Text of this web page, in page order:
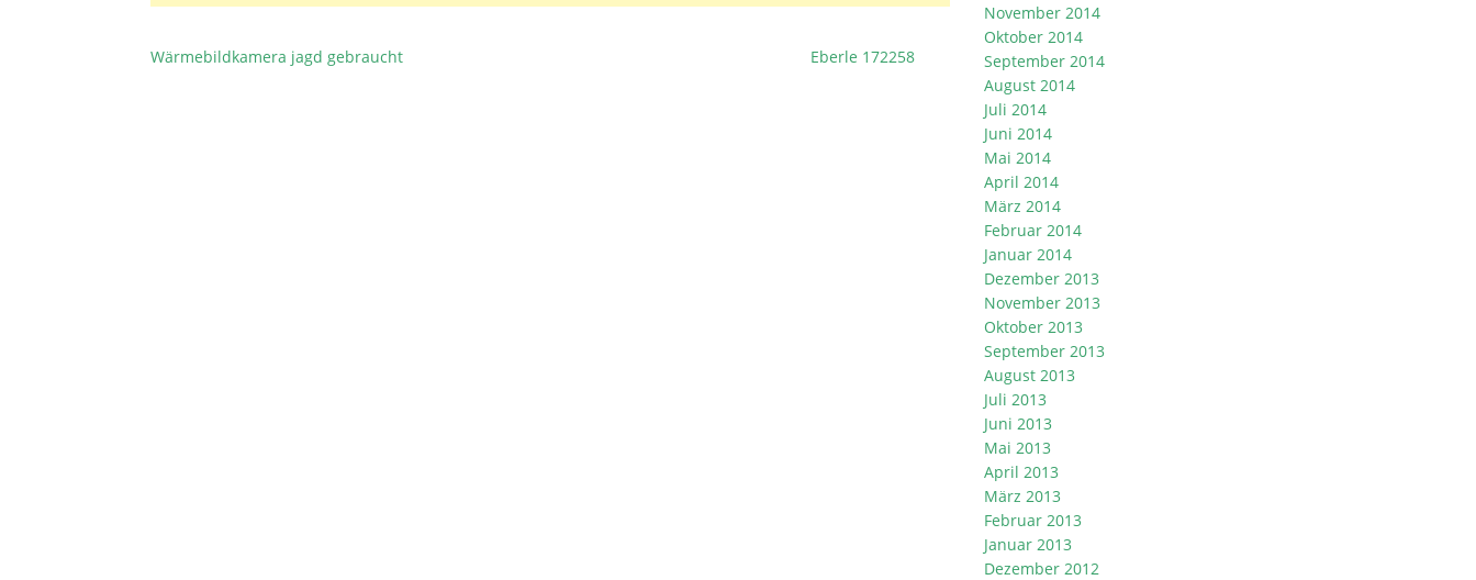
BEITRAGSNAVIGATION
Wärmebildkamera jagd gebraucht Eberle 172258
November 2014
Oktober 2014
September 2014
August 2014
Juli 2014
Juni 2014
Mai 2014
April 2014
März 2014
Februar 2014
Januar 2014
Dezember 2013
November 2013
Oktober 2013
September 2013
August 2013
Juli 2013
Juni 2013
Mai 2013
April 2013
März 2013
Februar 2013
Januar 2013
Dezember 2012